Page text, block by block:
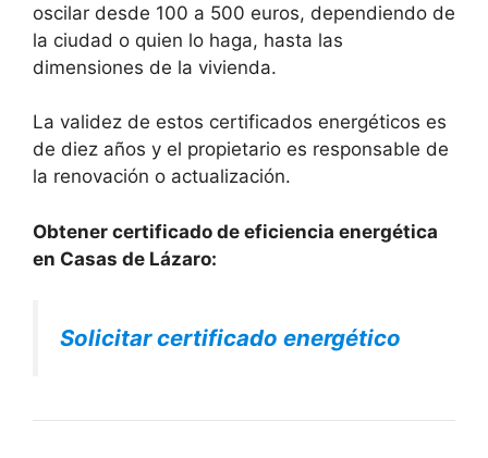
oscilar desde 100 a 500 euros, dependiendo de
la ciudad o quien lo haga, hasta las
dimensiones de la vivienda.
La validez de estos certificados energéticos es
de diez años y el propietario es responsable de
la renovación o actualización.
Obtener certificado de eficiencia energética
en Casas de Lázaro:
Solicitar certificado energético